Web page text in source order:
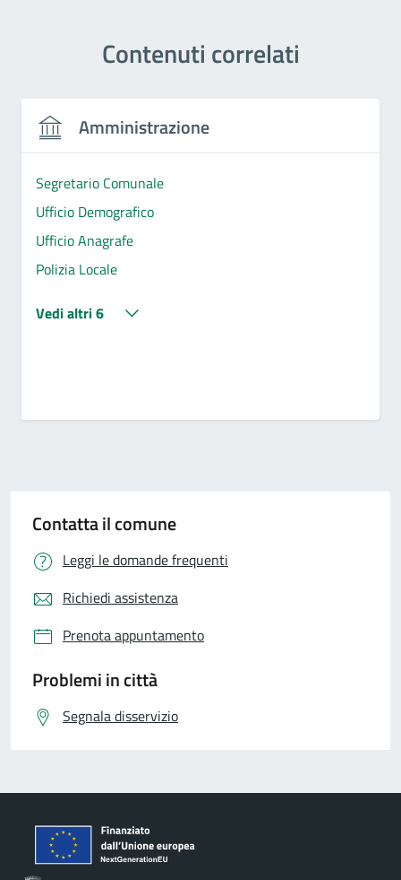
Contenuti correlati
Amministrazione
Segretario Comunale
Ufficio Demografico
Ufficio Anagrafe
Polizia Locale
Vedi altri 6
Contatta il comune
Leggi le domande frequenti
Richiedi assistenza
Prenota appuntamento
Problemi in città
Segnala disservizio